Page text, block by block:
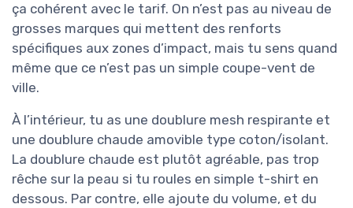
ça cohérent avec le tarif. On n’est pas au niveau de
grosses marques qui mettent des renforts
spécifiques aux zones d’impact, mais tu sens quand
même que ce n’est pas un simple coupe-vent de
ville.
À l’intérieur, tu as une doublure mesh respirante et
une doublure chaude amovible type coton/isolant.
La doublure chaude est plutôt agréable, pas trop
rêche sur la peau si tu roules en simple t-shirt en
dessous. Par contre, elle ajoute du volume, et du